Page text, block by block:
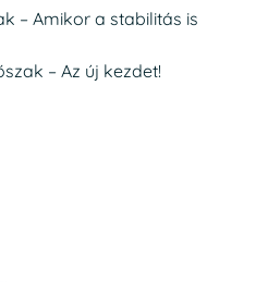
– Amikor a stabilitás is
– Az új kezdet!